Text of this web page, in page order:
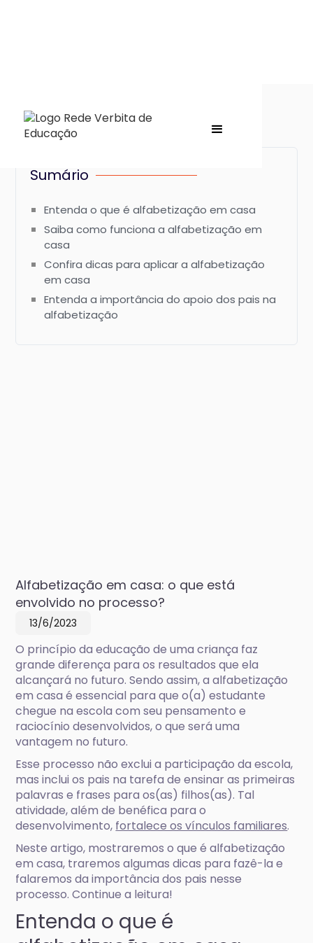
Sumário
Entenda o que é alfabetização em casa
Saiba como funciona a alfabetização em
casa
Confira dicas para aplicar a alfabetização
em casa
Entenda a importância do apoio dos pais na
alfabetização
Alfabetização em casa: o que está
envolvido no processo?
13/6/2023
O princípio da educação de uma criança faz
grande diferença para os resultados que ela
alcançará no futuro. Sendo assim, a alfabetização
em casa é essencial para que o(a) estudante
chegue na escola com seu pensamento e
raciocínio desenvolvidos, o que será uma
vantagem no futuro.
Esse processo não exclui a participação da escola,
mas inclui os pais na tarefa de ensinar as primeiras
palavras e frases para os(as) filhos(as). Tal
atividade, além de benéfica para o
desenvolvimento, fortalece os vínculos familiares.
Neste artigo, mostraremos o que é alfabetização
em casa, traremos algumas dicas para fazê-la e
falaremos da importância dos pais nesse
processo. Continue a leitura!
Entenda o que é